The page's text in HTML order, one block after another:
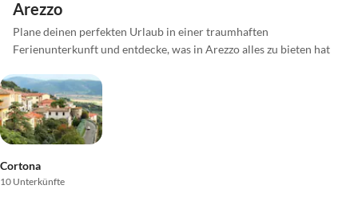
Arezzo
Plane deinen perfekten Urlaub in einer traumhaften
Ferienunterkunft und entdecke, was in Arezzo alles zu bieten hat
Cortona
10 Unterkünfte